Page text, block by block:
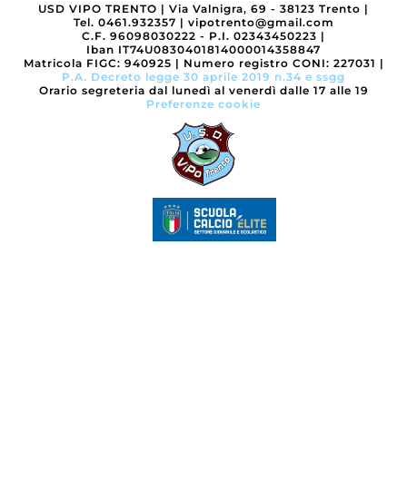
USD VIPO TRENTO | Via Valnigra, 69 - 38123 Trento |
Tel. 0461.932357 | vipotrento@gmail.com
C.F. 96098030222 - P.I. 02343450223 |
Iban IT74U0830401814000014358847
Matricola FIGC: 940925 | Numero registro CONI: 227031 |
P.A. Decreto legge 30 aprile 2019 n.34 e ssgg
Orario segreteria dal lunedì al venerdì dalle 17 alle 19
Preferenze cookie